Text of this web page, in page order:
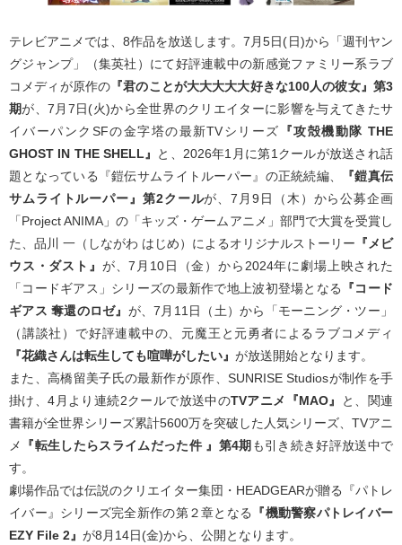
テレビアニメでは、8作品を放送します。7月5日(日)から「週刊ヤン
グジャンプ」（集英社）にて好評連載中の新感覚ファミリー系ラブ
コメディが原作の 『君のことが大大大大大好きな100人の彼女』第3
期が、7月7日(火)から全世界のクリエイターに影響を与えてきたサ
イバーパンクSFの金字塔の最新TVシリーズ
『攻殻機動隊 THE
GHOST IN THE SHELL』
と、2026年1月に第1クールが放送され話
題となっている『鎧伝サムライトルーパー』の正統続編、
『鎧真伝
サムライトルーパー』第2クールが、7月9日（木）から公募企画
「Project ANIMA」の「キッズ・ゲームアニメ」部門で大賞を受賞し
た、品川 一（しながわ はじめ）によるオリジナルストーリー 『メビ
ウス・ダスト』 が、7月10日（金）から2024年に劇場上映された
「コードギアス」シリーズの最新作で地上波初登場となる
『コード
ギアス 奪還のロゼ』 が、7月11日（土）から「モーニング・ツー」
（講談社）で好評連載中の、元魔王と元勇者によるラブコメディ
『花織さんは転生しても喧嘩がしたい』 が放送開始となります。
また、高橋留美子氏の最新作が原作、SUNRISE Studiosが制作を手
掛け、4月より連続2クールで放送中のTVアニメ『MAO』
と、関連
書籍が全世界シリーズ累計5600万を突破した人気シリーズ、TVアニ
メ
『転生したらスライムだった件 』第4期 も引き続き好評放送中で
す。
劇場作品では伝説のクリエイター集団・HEADGEARが贈る『パトレ
イバー』シリーズ完全新作の第２章となる
『機動警察パトレイバー
EZY File 2』 が8月14日(金)から、公開となります。